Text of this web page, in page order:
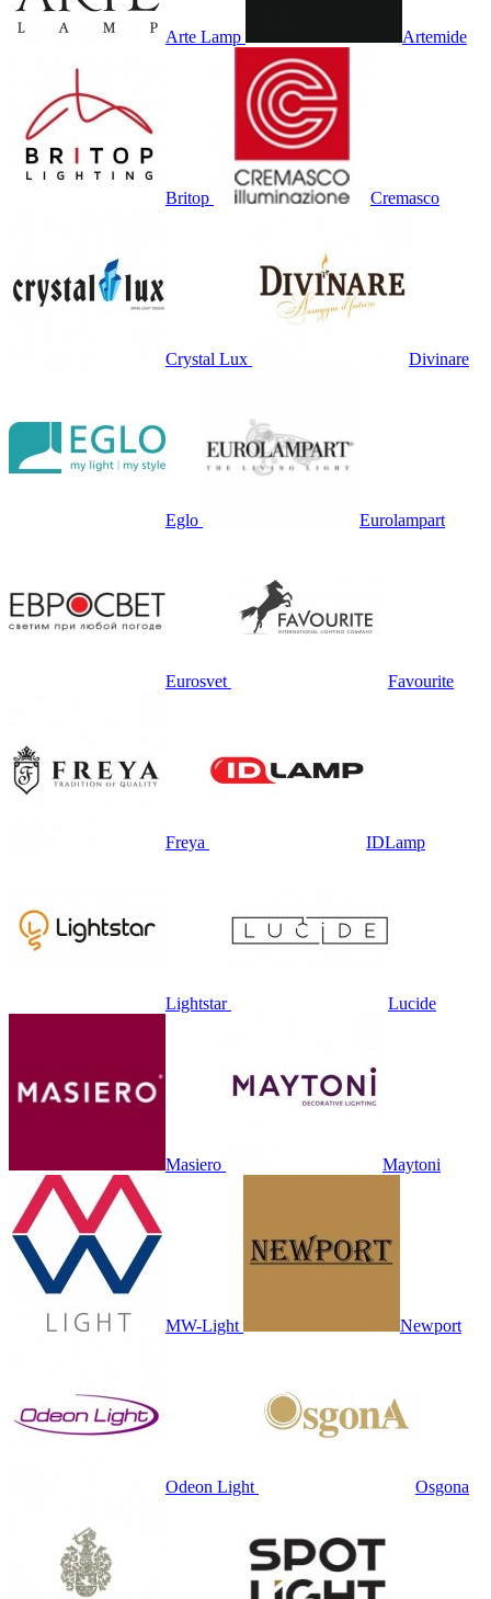
Arte Lamp Artemide
Britop Cremasco
Crystal Lux Divinare
Eglo Eurolampart
Eurosvet Favourite
Freya IDLamp
Lightstar Lucide
Masiero Maytoni
MW-Light Newport
Odeon Light Osgona